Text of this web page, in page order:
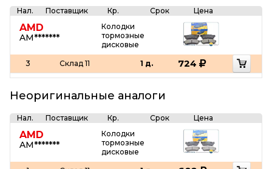
Нал. Поставщик Кр. Срок Цена
AMD
AM*******
Колодки
тормозные
дисковые
3 Склад 11 1 д. 724
Неоригинальные аналоги
Нал. Поставщик Кр. Срок Цена
AMD
AM*******
Колодки
тормозные
дисковые